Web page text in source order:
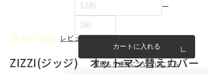
ー
カートに入れる
見積もり連携についてはこちら
レビューを書く
ZIZZI(ジッジ) オットマン替えカバー